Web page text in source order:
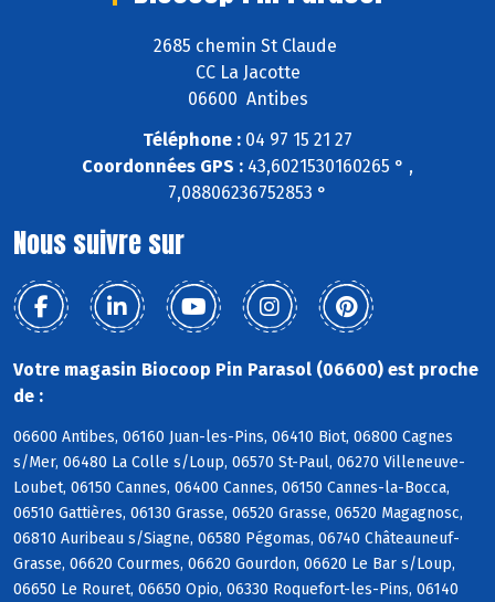
2685 chemin St Claude
CC La Jacotte
06600 Antibes
Téléphone : 04 97 15 21 27
Coordonnées GPS : 43,6021530160265 ° ,
7,08806236752853 °
Nous suivre sur
Votre magasin Biocoop Pin Parasol (06600) est proche
de :
06600 Antibes, 06160 Juan-les-Pins, 06410 Biot, 06800 Cagnes
s/Mer, 06480 La Colle s/Loup, 06570 St-Paul, 06270 Villeneuve-
Loubet, 06150 Cannes, 06400 Cannes, 06150 Cannes-la-Bocca,
06510 Gattières, 06130 Grasse, 06520 Grasse, 06520 Magagnosc,
06810 Auribeau s/Siagne, 06580 Pégomas, 06740 Châteauneuf-
Grasse, 06620 Courmes, 06620 Gourdon, 06620 Le Bar s/Loup,
06650 Le Rouret, 06650 Opio, 06330 Roquefort-les-Pins, 06140